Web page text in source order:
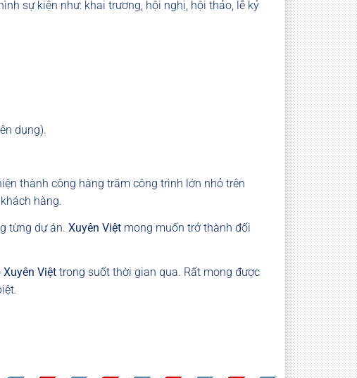
sự kiện như: khai trương, hội nghị, hội thảo, lễ kỷ
dụng).
thành công hàng trăm công trình lớn nhỏ trên
hàng.
từng dự án. Xuyên Việt mong muốn trở thành đối
Xuyên Việt trong suốt thời gian qua. Rất mong được